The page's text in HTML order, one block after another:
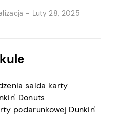
- Luty 28, 2025
salda karty
Donuts
podarunkowej Dunkin'